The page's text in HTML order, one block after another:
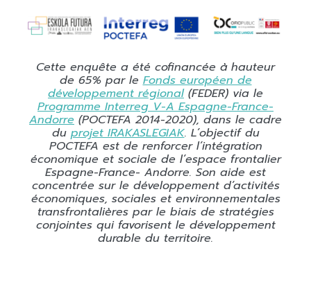
Cette enquête a été cofinancée à hauteur
de 65% par leFonds européen de
développement régional(FEDER) via le
Programme Interreg V-A Espagne-France-
Andorre (POCTEFA 2014-2020), dans le cadre
du projet IRAKASLEGIAK. L’objectif du
POCTEFA est de renforcer l’intégration
économique et sociale de l’espace frontalier
Espagne-France- Andorre. Son aide est
concentrée sur le développement d’activités
économiques, sociales et environnementales
transfrontalières par le biais de stratégies
conjointes qui favorisent le développement
durable du territoire.